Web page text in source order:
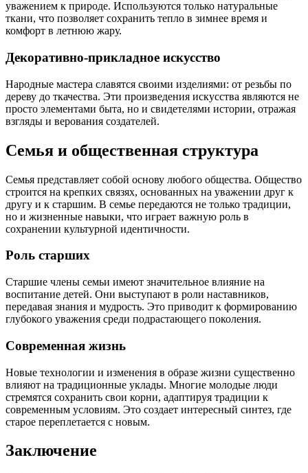
уважением к природе. Используются только натуральные
ткани, что позволяет сохранить тепло в зимнее время и
комфорт в летнюю жару.
Декоративно-прикладное искусство
Народные мастера славятся своими изделиями: от резьбы по
дереву до ткачества. Эти произведения искусства являются не
просто элементами быта, но и свидетелями истории, отражая
взгляды и верования создателей.
Семья и общественная структура
Семья представляет собой основу любого общества. Общество
строится на крепких связях, основанных на уважении друг к
другу и к старшим. В семье передаются не только традиции,
но и жизненные навыки, что играет важную роль в
сохранении культурной идентичности.
Роль старших
Старшие члены семьи имеют значительное влияние на
воспитание детей. Они выступают в роли наставников,
передавая знания и мудрость. Это приводит к формированию
глубокого уважения среди подрастающего поколения.
Современная жизнь
Новые технологии и изменения в образе жизни существенно
влияют на традиционные уклады. Многие молодые люди
стремятся сохранить свои корни, адаптируя традиции к
современным условиям. Это создает интересный синтез, где
старое переплетается с новым.
Заключение